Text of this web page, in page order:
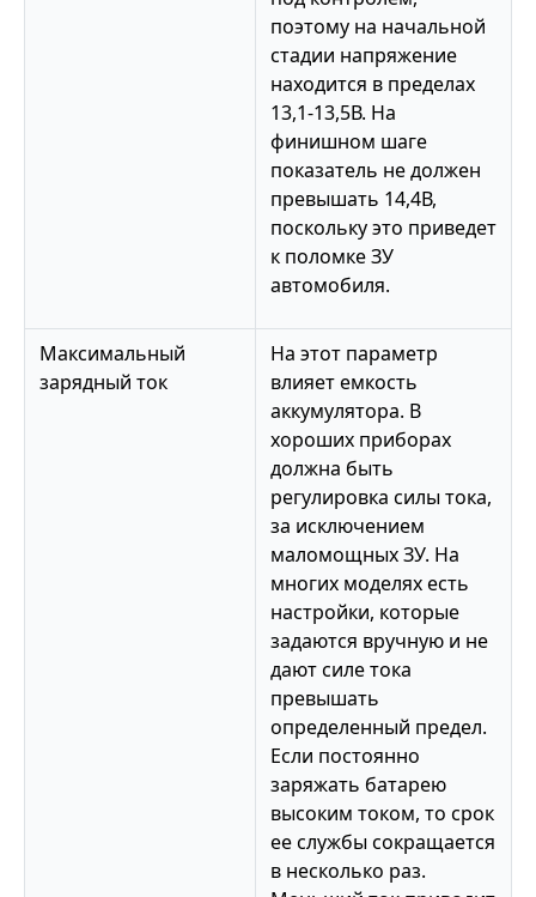
поэтому на начальной
стадии напряжение
находится в пределах
13,1-13,5В. На
финишном шаге
показатель не должен
превышать 14,4В,
поскольку это приведет
к поломке ЗУ
автомобиля.
Максимальный
зарядный ток
На этот параметр
влияет емкость
аккумулятора. В
хороших приборах
должна быть
регулировка силы тока,
за исключением
маломощных ЗУ. На
многих моделях есть
настройки, которые
задаются вручную и не
дают силе тока
превышать
определенный предел.
Если постоянно
заряжать батарею
высоким током, то срок
ее службы сокращается
в несколько раз.